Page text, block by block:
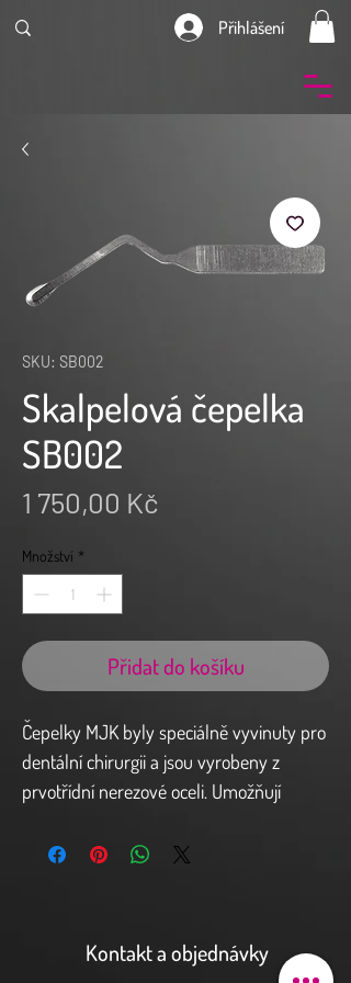
Přihlášení
SKU: SB002
Skalpelová čepelka
SB002
1 750,00 Kč
Množství *
Přidat do košíku
Čepelky MJK byly speciálně vyvinuty pro
dentální chirurgii a jsou vyrobeny z
prvotřídní nerezové oceli. Umožňují
přístupných místech.
zdravotnický prostředek třídy IIa CE
Kontakt a objednávky